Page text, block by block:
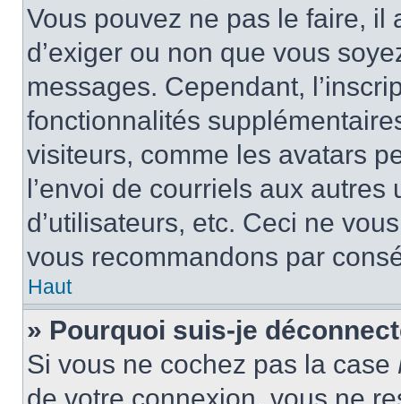
Vous pouvez ne pas le faire, il
d’exiger ou non que vous
messages. Cependant,
fonctionnalités
visiteurs, comme les avatars
l’envoi de courriels aux
d’utilisateurs, etc. Ceci ne
vous recommandons par
Haut
» Pourquoi suis-je
Si vous ne cochez pas la case